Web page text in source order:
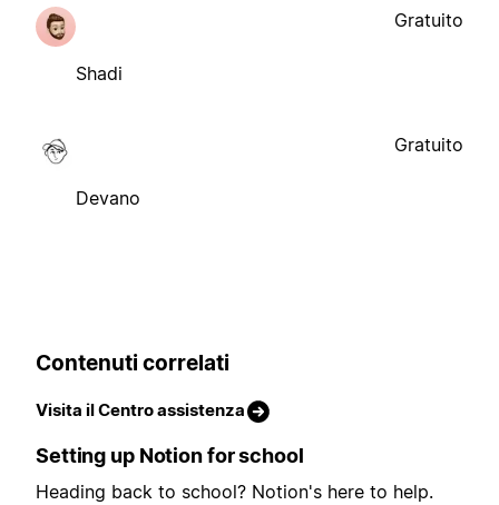
Shadi
Gratuito
Devano
Gratuito
Contenuti correlati
Visita il Centro assistenza
Setting up Notion for school
Heading back to school? Notion's here to help.